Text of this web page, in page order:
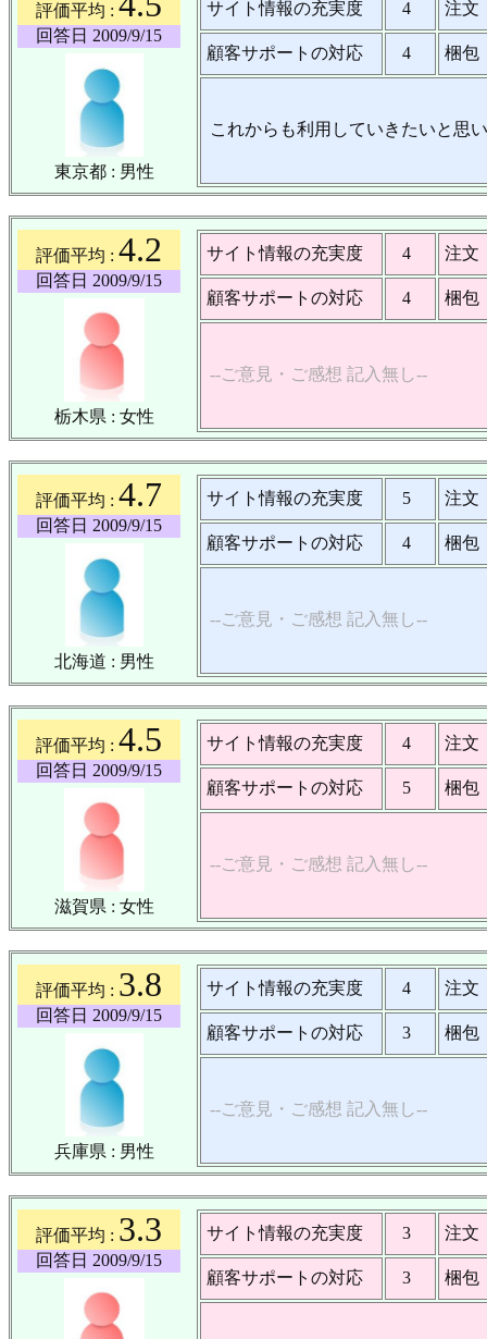
評価平均 :
回答日 2009/9/15
東京都 : 男性
サイト情報の充実度 4 注文
顧客サポートの対応 4 梱包
これからも利用していきたいと思
評価平均 :4.2
回答日 2009/9/15
栃木県 : 女性
サイト情報の充実度 4 注文
顧客サポートの対応 4 梱包
--ご意見・ご感想 記入無し--
評価平均 :4.7
回答日 2009/9/15
北海道 : 男性
サイト情報の充実度 5 注文
顧客サポートの対応 4 梱包
--ご意見・ご感想 記入無し--
評価平均 :4.5
回答日 2009/9/15
滋賀県 : 女性
サイト情報の充実度 4 注文
顧客サポートの対応 5 梱包
--ご意見・ご感想 記入無し--
評価平均 : 3.8
回答日 2009/9/15
兵庫県 : 男性
サイト情報の充実度 4 注文
顧客サポートの対応 3 梱包
--ご意見・ご感想 記入無し--
評価平均 : 3.3
回答日 2009/9/15
サイト情報の充実度 3 注文
顧客サポートの対応 3 梱包